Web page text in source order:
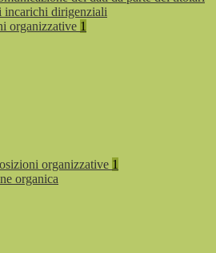
incarichi dirigenziali
organizzative 1
organizzative 1
organica